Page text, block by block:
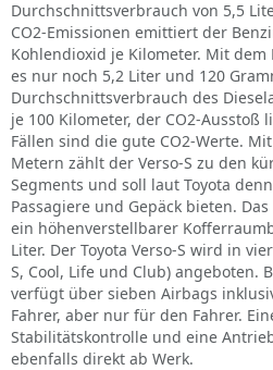
Durchschnittsverbrauch von 5,5
CO2-Emissionen emittiert der
Kohlendioxid je Kilometer. Mit
es nur noch 5,2 Liter und 120
Durchschnittsverbrauch des
je 100 Kilometer, der CO2-
Fällen sind die gute CO2-Werte.
Metern zählt der Verso-S zu den
Segments und soll laut Toyota
Passagiere und Gepäck bieten.
ein höhenverstellbarer
Liter. Der Toyota Verso-S wird in
S, Cool, Life und Club) angeboten.
verfügt über sieben Airbags
Fahrer, aber nur für den Fahrer.
Stabilitätskontrolle und eine
ebenfalls direkt ab Werk.